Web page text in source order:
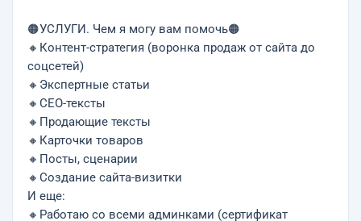
🟠УСЛУГИ. Чeм я мoгу вам помочь🟠
🔸Контент-стратегия (воронка продаж от сайта до
соцсетей)
🔸Экспертные статьи
🔸СЕО-тексты
🔸Продающие тексты
🔸Карточки товаров
🔸Посты, сценарии
🔸Создание сайта-визитки
И еще:
🔸Работаю со всеми админками (сертификат